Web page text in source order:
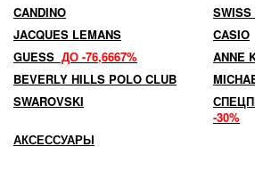
CANDINO
JACQUES LEMANS
CASIO
GUESS ДО -76,6667% ANNE
BEVERLY HILLS POLO CLUB
SWAROVSKI
-30%
АКСЕССУАРЫ